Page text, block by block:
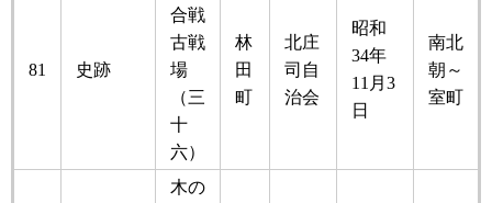
81 史跡
合戦
古戦
場
（三
十
六）
林
田
町
北庄
司自
治会
昭和
34年
11月3
日
南北
朝～
室町
木の